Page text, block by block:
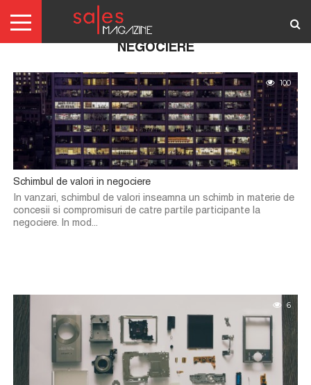
AUTENTIFICARE
REDACTORI
ABONAMENTE
ARTICOLE
GRATIS
ARTICOLE
SCRIE-
NE!
TERMENI
SI
CONDITII
NEGOCIERE
100
Schimbul de valori in negociere
In vanzari, schimbul de valori inseamna un schimb in materie de
concesii si compromisuri de catre partile participante la
negociere. In mod...
6